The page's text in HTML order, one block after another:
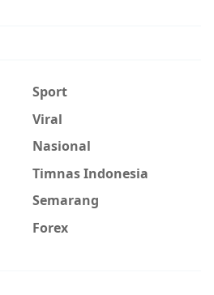
Sport
Viral
Nasional
Timnas Indonesia
Semarang
Forex